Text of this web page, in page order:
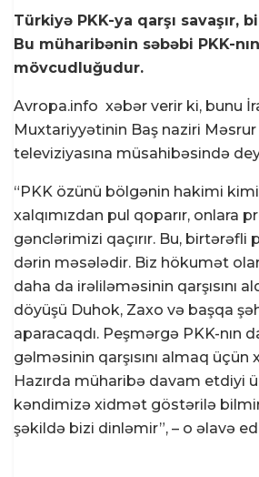
Türkiyə PKK-ya qarşı savaşır,
Bu müharibənin səbəbi PKK-nın
mövcudluğudur.
Avropa.info xəbər verir ki, bunu
Muxtariyyətinin Baş naziri
televiziyasına müsahibəsində
“PKK özünü bölgənin hakimi
xalqımızdan pul qoparır, onlara
gənclərimizi qaçırır. Bu, birtərəfli
dərin məsələdir. Biz hökumət
daha da irəliləməsinin qarşısını
döyüşü Duhok, Zaxo və başqa
aparacaqdı. Peşmərgə PKK-nın
gəlməsinin qarşısını almaq üçün
Hazırda müharibə davam etdiyi
kəndimizə xidmət göstərilə
şəkildə bizi dinləmir”, – o əlavə